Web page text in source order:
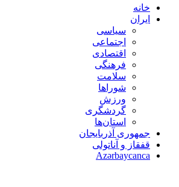
خانه
ایران
سیاسی
اجتماعی
اقتصادی
فرهنگی
سلامت
شوراها
ورزش
گردشگری
استان‌ها
جمهوری آذربایجان
قفقاز و آناتولی
Azərbaycanca